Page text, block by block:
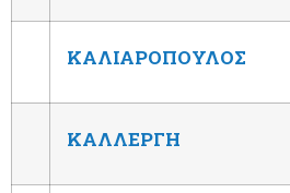
ΚΑΛΙΑΡΟΠΟΥΛΟΣ
ΚΑΛΛΕΡΓΗ